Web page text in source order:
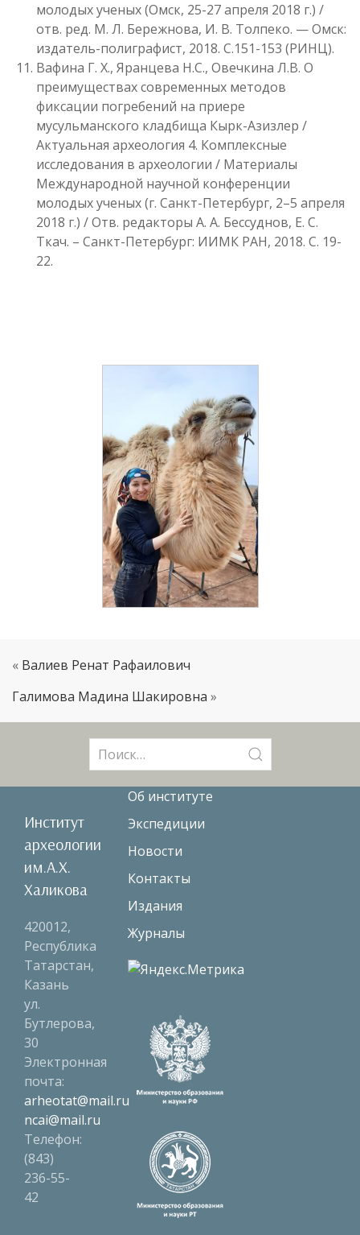
молодых ученых (Омск, 25-27 апреля 2018 г.) /
отв. ред. М. Л. Бережнова, И. В. Толпеко. — Омск:
издатель-полиграфист, 2018. С.151-153 (РИНЦ).
Вафина Г. Х., Яранцева Н.С., Овечкина Л.В. О
преимуществах современных методов
фиксации погребений на приере
мусульманского кладбища Кырк-Азизлер /
Актуальная археология 4. Комплексные
исследования в археологии / Материалы
Международной научной конференции
молодых ученых (г. Санкт-Петербург, 2–5 апреля
2018 г.) / Отв. редакторы А. А. Бессуднов, Е. С.
Ткач. – Санкт-Петербург: ИИМК РАН, 2018. С. 19-
22.
« Валиев Ренат Рафаилович
Галимова Мадина Шакировна »
Институт
археологии
им.А.Х.
Халикова
420012,
Республика
Татарстан,
Казань
ул.
Бутлерова,
30
Электронная
почта:
arheotat@mail.ru
ncai@mail.ru
Телефон:
(843)
236-55-
42
Об институте
Экспедиции
Новости
Контакты
Издания
Журналы